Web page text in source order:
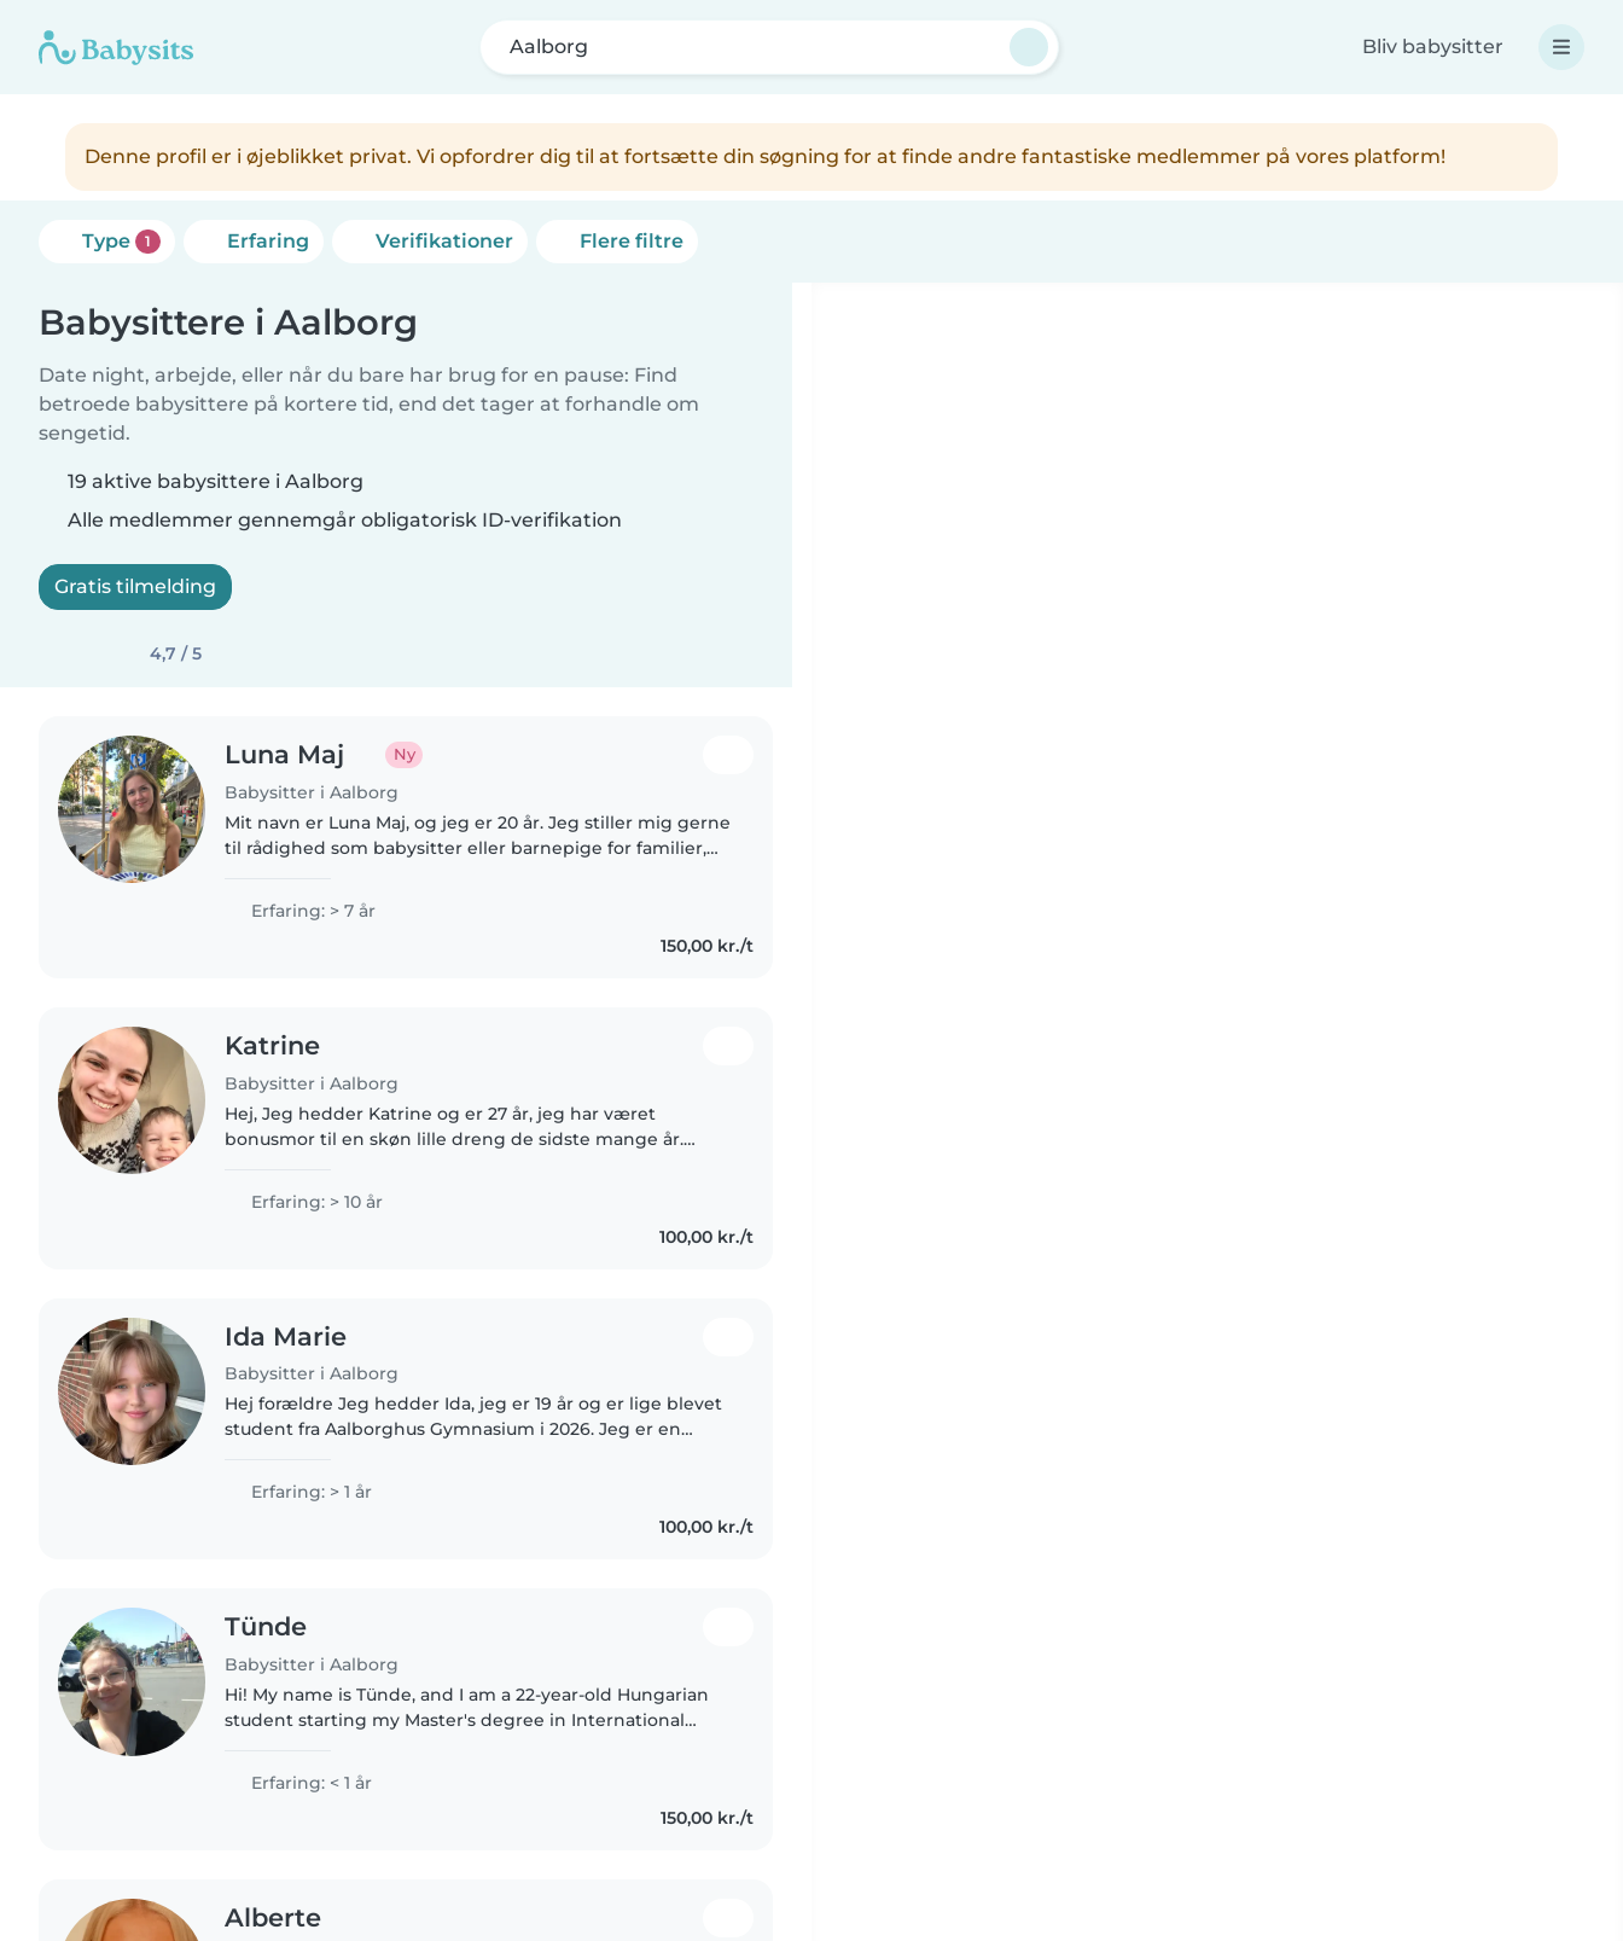
Aalborg Bliv babysitter
Denne profil er i øjeblikket privat. Vi opfordrer dig til at fortsætte din søgning for at finde andre fantastiske medlemmer på vores platform!
Type 1 Erfaring Verifikationer Flere filtre
Babysittere i Aalborg
Date night, arbejde, eller når du bare har brug for en pause: Find
betroede babysittere på kortere tid, end det tager at forhandle om
sengetid.
19 aktive babysittere i Aalborg
Alle medlemmer gennemgår obligatorisk ID-verifikation
Gratis tilmelding
4,7 / 5
Luna Maj Ny
Babysitter i Aalborg
Mit navn er Luna Maj, og jeg er 20 år. Jeg stiller mig gerne
til rådighed som babysitter eller barnepige for familier,
flere års..
Erfaring: > 7 år
150,00 kr./t
Katrine
Babysitter i Aalborg
Hej, Jeg hedder Katrine og er 27 år, jeg har været
bonusmor til en skøn lille dreng de sidste mange år.
både i Danmark og i..
Erfaring: > 10 år
100,00 kr./t
Ida Marie
Babysitter i Aalborg
Hej forældre Jeg hedder Ida, jeg er 19 år og er lige blevet
student fra Aalborghus Gymnasium i 2026. Jeg er en
hjælpe jeres..
Erfaring: > 1 år
100,00 kr./t
Tünde
Babysitter i Aalborg
Hi! My name is Tünde, and I am a 22-year-old Hungarian
student starting my Master's degree in International
pair in the..
Erfaring: < 1 år
150,00 kr./t
Alberte